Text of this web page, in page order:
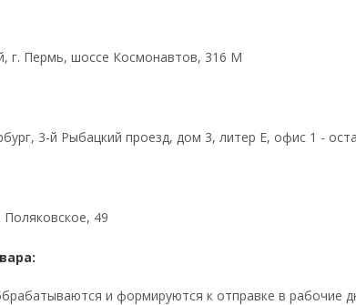
г. Пермь, шоссе Космонавтов, 316 М
3-й Рыбацкий проезд, дом 3, литер Е, офис 1 -
49
и формируются к отправке в рабочие